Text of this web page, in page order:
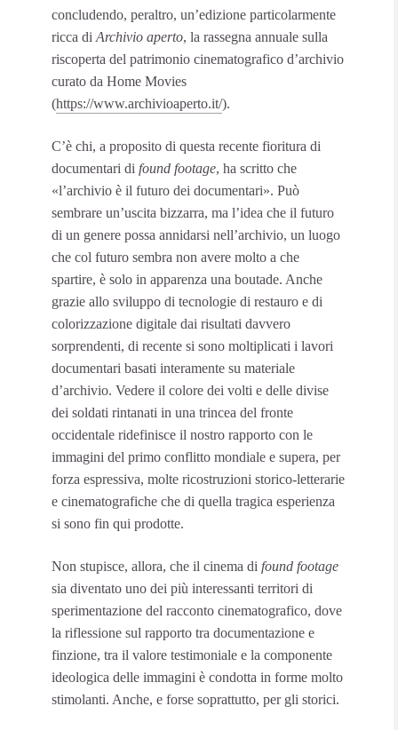
concludendo, peraltro, un’edizione particolarmente
ricca di Archivio aperto, la rassegna annuale sulla
riscoperta del patrimonio cinematografico d’archivio
curato da Home Movies
(https://www.archivioaperto.it/).
C’è chi, a proposito di questa recente fioritura di
documentari di found footage, ha scritto che
«l’archivio è il futuro dei documentari». Può
sembrare un’uscita bizzarra, ma l’idea che il futuro
di un genere possa annidarsi nell’archivio, un luogo
che col futuro sembra non avere molto a che
spartire, è solo in apparenza una boutade. Anche
grazie allo sviluppo di tecnologie di restauro e di
colorizzazione digitale dai risultati davvero
sorprendenti, di recente si sono moltiplicati i lavori
documentari basati interamente su materiale
d’archivio. Vedere il colore dei volti e delle divise
dei soldati rintanati in una trincea del fronte
occidentale ridefinisce il nostro rapporto con le
immagini del primo conflitto mondiale e supera, per
forza espressiva, molte ricostruzioni storico-letterarie
e cinematografiche che di quella tragica esperienza
si sono fin qui prodotte.
Non stupisce, allora, che il cinema di found footage
sia diventato uno dei più interessanti territori di
sperimentazione del racconto cinematografico, dove
la riflessione sul rapporto tra documentazione e
finzione, tra il valore testimoniale e la componente
ideologica delle immagini è condotta in forme molto
stimolanti. Anche, e forse soprattutto, per gli storici.